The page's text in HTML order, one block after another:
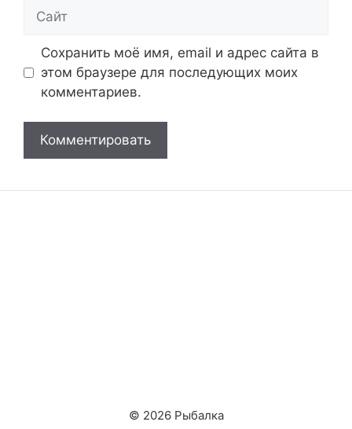
Сохранить моё имя, email и адрес сайта в
этом браузере для последующих моих
комментариев.
© 2026 Рыбалка